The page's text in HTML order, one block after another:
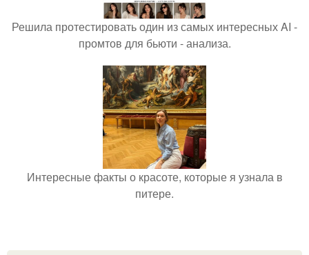
Решила протестировать один из самых интересных AI -
промтов для бьюти - анализа.
Интересные факты о красоте, которые я узнала в
питере.